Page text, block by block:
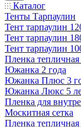
Каталог
Тенты Тарпаулин
Тент тарпаулин
Тент тарпаулин
Тент тарпаулин
Пленка
Южанка 2 года
Южанка Плюс 3
Южанка Люкс 5
Пленка для
Москитная сетка
Пленка